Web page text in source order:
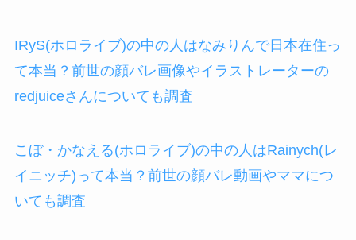
IRyS(ホロライブ)の中の人はなみりんで日本在住っ
て本当？前世の顔バレ画像やイラストレーターの
redjuiceさんについても調査
こぼ・かなえる(ホロライブ)の中の人はRainych(レ
イニッチ)って本当？前世の顔バレ動画やママにつ
いても調査